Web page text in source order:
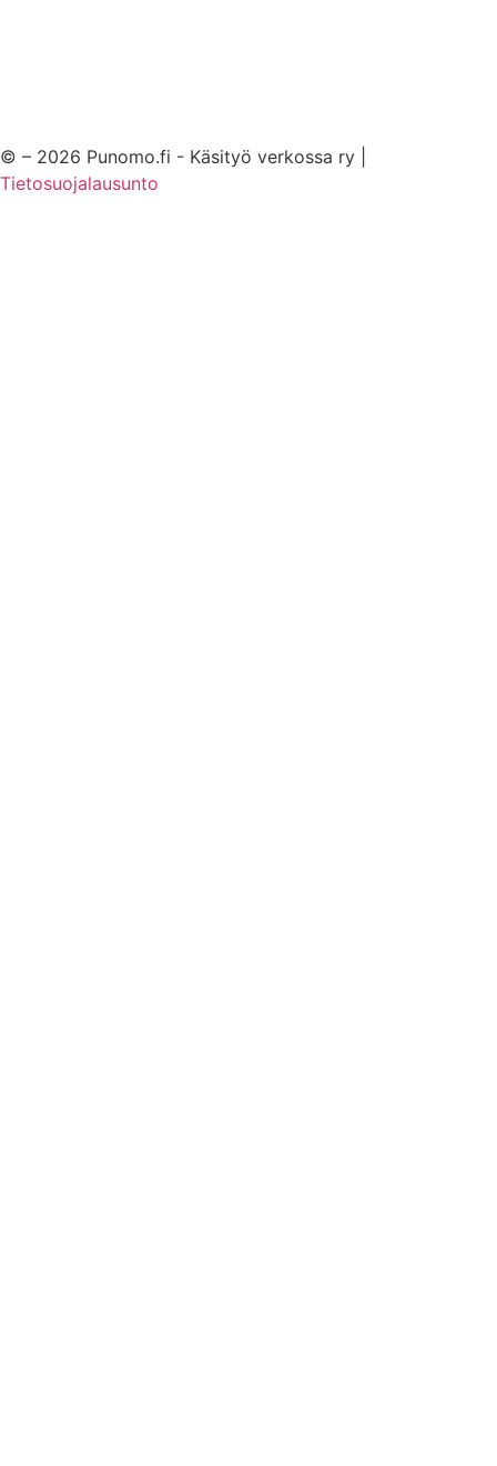
© – 2026 Punomo.fi - Käsityö verkossa ry |
Tietosuojalausunto